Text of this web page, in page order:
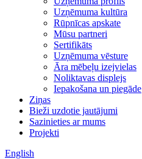
Uzņēmuma kultūra
Rūpnīcas apskate
Mūsu partneri
Sertifikāts
Uzņēmuma vēsture
Āra mēbeļu izejvielas
Noliktavas displejs
Iepakošana un piegāde
Ziņas
Bieži uzdotie jautājumi
Sazinieties ar mums
Projekti
English